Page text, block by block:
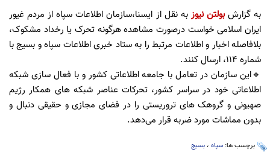
به گزارشبولتن نیوز به نقل از ایسنا،سازمان اطلاعات سپاه از مردم غیور
ایران اسلامی خواست درصورت مشاهده هرگونه تحرک یا رخداد مشکوک،
بلافاصله اخبار و اطلاعات مرتبط را به ستاد خبری اطلاعات سپاه و بسیج با
شماره ۱۱۴، ارسال کنند.
🔹این سازمان در تعامل با جامعه اطلاعاتی کشور و با فعال سازی شبکه
اطلاعاتی خود در سراسر کشور، تحرکات عناصر شبکه های همکار رژیم
صهیونی و گروهک های تروریستی را در فضای مجازی و حقیقی دنبال و
بدون مماشات مورد ضربه قرار می‌دهد.
برچسب ها: سپاه ، بسیج